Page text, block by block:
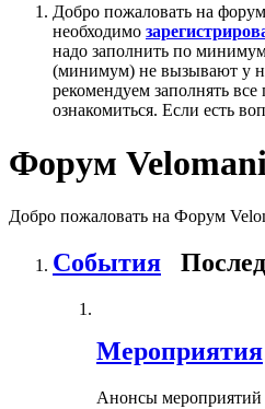
Добро пожаловать на
необходимо
надо заполнить по
(минимум) не вызывают у
рекомендуем заполнять
ознакомиться. Если есть
Форум
Добро пожаловать на Форум
События
Мероприятия
Анонсы мероприятий